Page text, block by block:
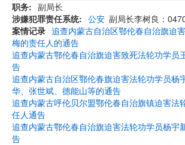
职务
副局长
涉嫌犯罪责任系统
公安 副局长李树良：
案情记录 追查内蒙古自治区鄂伦春自治旗迫
梅的责任人的通告
追查内蒙古鄂伦春自治旗迫害致死法轮功学员
告
追查内蒙古自治区鄂伦春旗迫害法轮功学员杨
华、张世斌、德能山等的通告
追查内蒙古呼伦贝尔盟鄂伦春自治旗镇迫害法
任人通告
追查内蒙古鄂伦春自治旗迫害法轮功学员杨宇
告